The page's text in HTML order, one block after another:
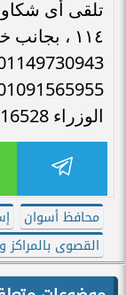
تلقى أى
١١٤ ،
الوزراء 16528 .
محافظ أسوان
القصوى بالمراكز